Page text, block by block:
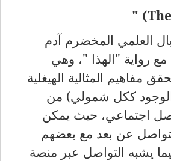
"
العلمي المخضرم آدم
رواية "الهذا "، وهي
مفاهيم المثالية الهيغلية
ككل شمولي) من
اجتماعي، حيث يمكن
عن بعد مع بعضهم
يشبه التواصل عبر منصة